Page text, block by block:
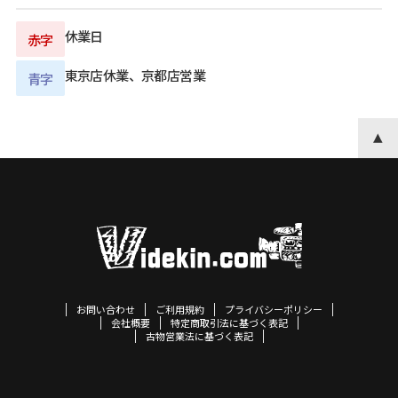
赤字 休業日
青字 東京店休業、京都店営業
お問い合わせ ご利用規約
プライバシーポリシー
会社概要
特定商取引法に基づく表記
古物営業法に基づく表記